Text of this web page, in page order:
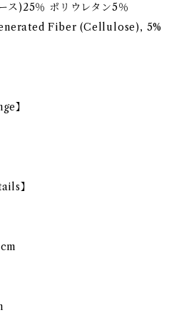
ス)25％ ポリウレタン5％
Fiber (Cellulose), 5%
】
】